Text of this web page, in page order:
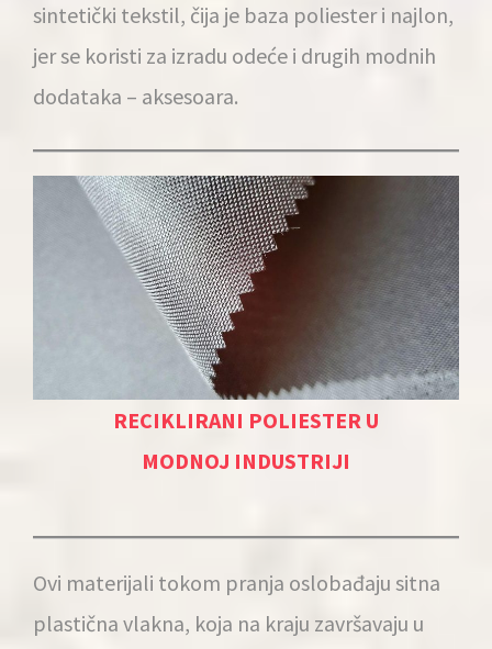
sintetički tekstil, čija je baza poliester i najlon,
jer se koristi za izradu odeće i drugih modnih
dodataka – aksesoara.
RECIKLIRANI POLIESTER U
MODNOJ INDUSTRIJI
Ovi materijali tokom pranja oslobađaju sitna
plastična vlakna, koja na kraju završavaju u